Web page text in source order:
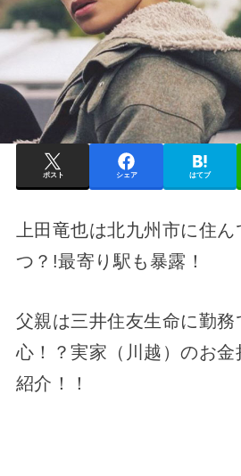
ポスト シェア はてブ
上田竜也は北九州市に住
つ？!最寄り駅も暴露！
父親は三井住友生命に勤
心！？実家（川越）のお金
紹介！！